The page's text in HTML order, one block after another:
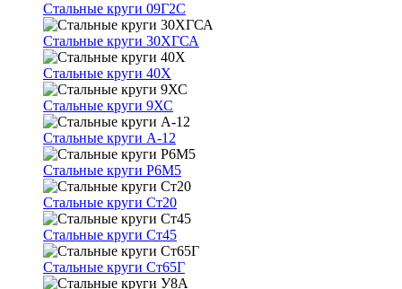
Стальные круги 09Г2С
Стальные круги 30ХГСА
Стальные круги 40Х
Стальные круги 9ХС
Стальные круги А-12
Стальные круги Р6М5
Стальные круги Ст20
Стальные круги Ст45
Стальные круги Ст65Г